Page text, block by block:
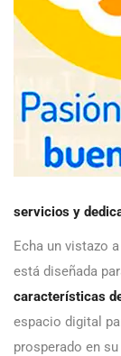
servicios y
Echa un vistazo
está diseñada
características
espacio digital
prosperado en